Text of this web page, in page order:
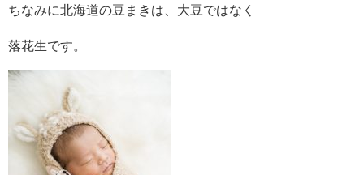
ちなみに北海道の豆まきは、大豆ではなく
落花生です。